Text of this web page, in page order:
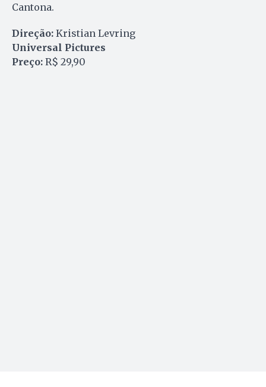
Cantona.
Direção: Kristian Levring
Universal Pictures
Preço: R$ 29,90